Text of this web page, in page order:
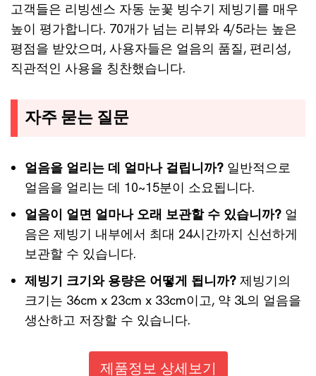
고객들은 리빙센스 자동 눈꽃 빙수기 제빙기를 매우
높이 평가합니다. 70개가 넘는 리뷰와 4/5라는 높은
평점을 받았으며, 사용자들은 얼음의 품질, 편리성,
직관적인 사용을 칭찬했습니다.
자주 묻는 질문
얼음을 얼리는 데 얼마나 걸립니까? 일반적으로
얼음을 얼리는 데 10~15분이 소요됩니다.
얼음이 얼면 얼마나 오래 보관할 수 있습니까? 얼
음은 제빙기 내부에서 최대 24시간까지 신선하게
보관할 수 있습니다.
제빙기 크기와 용량은 어떻게 됩니까? 제빙기의
크기는 36cm x 23cm x 33cm이고, 약 3L의 얼음을
생산하고 저장할 수 있습니다.
제품정보 상세보기